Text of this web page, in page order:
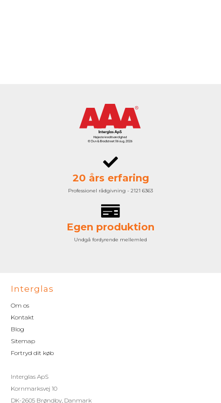
20 års erfaring
Professionel rådgivning - 2121 6363
Egen produktion
Undgå fordyrende mellemled
Interglas
Om os
Kontakt
Blog
Sitemap
Fortryd dit køb
Interglas ApS
Kornmarksvej 10
DK-2605 Brøndby, Danmark